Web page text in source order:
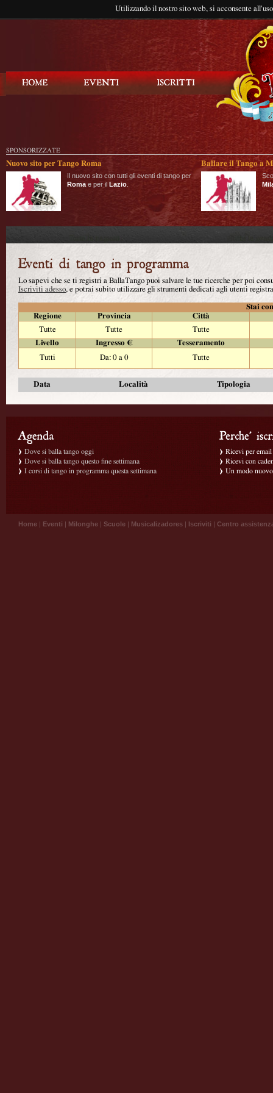
Utilizzando il nostro sito web, si acconsente
SPONSORIZZATE
Nuovo sito per Tango Roma
Il nuovo sito con tutti gli eventi di tango per
Roma e per il Lazio
Ballare il Tango a
Lo sapevi che se ti registri a BallaTango puoi salvare le tue ricerche per poi
Iscriviti adesso, e potrai subito utilizzare gli strumenti dedicati agli utenti
Stai
Regione
Provincia
Città
Tutte
Tutte
Tutte
Livello
Ingresso €
Tesseramento
Tutti
Da: 0 a 0 Tutte
Data Località Tipologia
Dove si balla tango oggi
Dove si balla tango questo fine settimana
I corsi di tango in programma questa settimana
Ricevi per
Ricevi con
Un modo
Home | Eventi | Milonghe | Scuole | Musicalizadores | Iscriviti | Centro